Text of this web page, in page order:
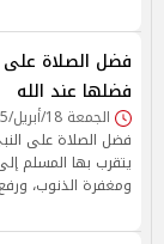
فضل الصلاة على
فضلها عند الله
الجمعة 18/أبريل/2025 - 03:29 م
فضل الصلاة على
يتقرب بها المسلم
ومغفرة الذنوب،